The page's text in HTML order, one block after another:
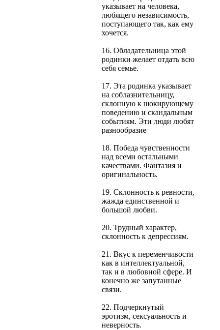
указывает на человека,
любящего независимость,
поступающего так, как ему
хочется.
16. Обладательница этой
родинки желает отдать всю
себя семье.
17. Эта родинка указывает
на соблазнительницу,
склонную к шокирующему
поведению и скандальным
событиям. Эти люди любят
разнообразие
18. Победа чувственности
над всеми остальными
качествами. Фантазия и
оригинальность.
19. Склонность к ревности,
жажда единственной и
большой любви.
20. Трудный характер,
склонность к депрессиям.
21. Вкус к переменчивости
как в интеллектуальной,
так и в любовной сфере. И
конечно же запутанные
связи.
22. Подчеркнутый
эротизм, сексуальность и
неверность.